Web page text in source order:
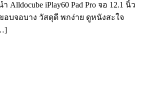
iPlay60 Pad Pro จอ 12.1 นิ้ว
บจอบาง วัสดุดี พกง่าย ดูหนังสะใจ